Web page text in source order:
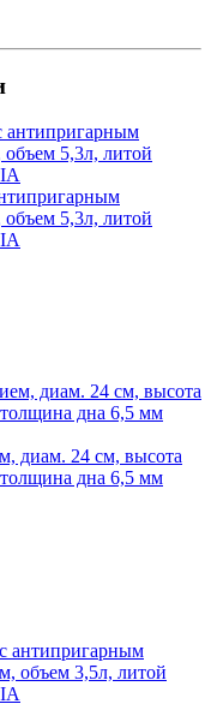
5,3л, литой
диам. 24 см, высота
дна 6,5 мм